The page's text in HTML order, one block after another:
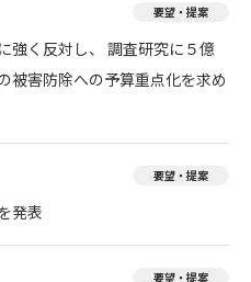
要望・提案
強く反対し、 調査研究に５億
被害防除への予算重点化を求め
要望・提案
発表
要望・提案